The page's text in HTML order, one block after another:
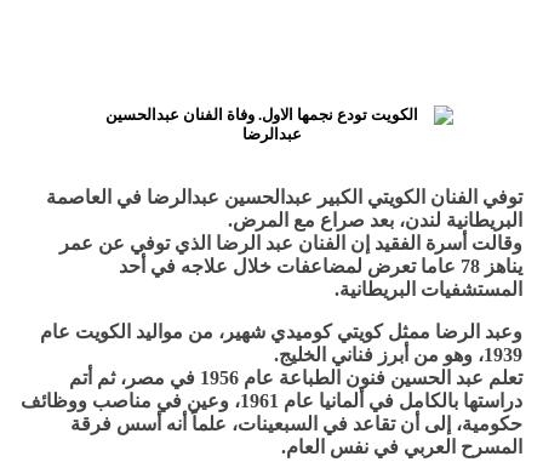
توفي الفنان الكويتي الكبير عبدالحسين عبدالرضا في العاصمة
البريطانية لندن، بعد صراع مع المرض.
وقالت أسرة الفقيد إن الفنان عبد الرضا الذي توفي عن عمر
يناهز 78 عاما تعرض لمضاعفات خلال علاجه في أحد
المستشفيات البريطانية.
وعبد الرضا ممثل كويتي كوميدي شهير، من مواليد الكويت عام
1939، وهو من أبرز فناني الخليج.
تعلم عبد الحسين فنون الطباعة عام 1956 في مصر، ثم أتم
دراستها بالكامل في ألمانيا عام 1961، وعين في مناصب ووظائف
حكومية، إلى أن تقاعد في السبعينات، علماً أنه أسس فرقة
المسرح العربي في نفس العام.